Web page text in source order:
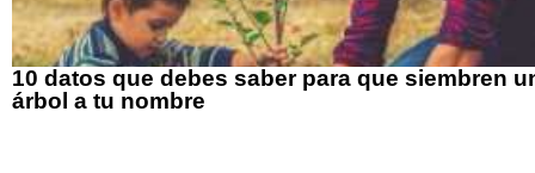
10 datos que debes saber para que siembren
árbol a tu nombre